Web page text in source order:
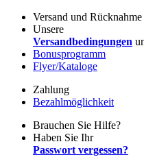
Versand und Rücknahme
Unsere
Versandbedingungen
Bonusprogramm
Flyer/Kataloge
Zahlung
Bezahlmöglichkeit
Brauchen Sie Hilfe?
Haben Sie Ihr
Passwort vergessen?